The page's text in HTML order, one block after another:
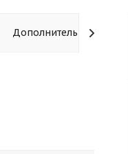
Дополнительно